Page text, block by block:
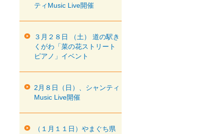
ティMusic Live開催
３月２８日 （土） 道の駅き
くがわ「菜の花ストリート
ピアノ」イベント
2月８日（日）、シャンティ
Music Live開催
（１月１１日）やまぐち県